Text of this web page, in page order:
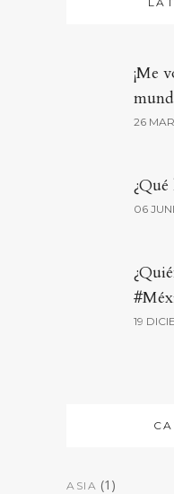
¡Me
26
06
19
ASIA (1)